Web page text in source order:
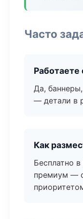
Часто
Работаете
Да,
— детали в
Как
Бесплатно
премиум —